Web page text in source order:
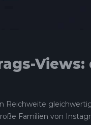
Reichweite
Familien von